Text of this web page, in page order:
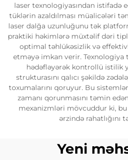
laser texnologiyasından istifadə
tüklərin azaldılması müalicələri
laser dalğa uzunluğunu tək
praktiki həkimlərə müxtəlif dəri
optimal təhlükəsizlik və
etməyə imkan verir.
hədəfləyərək kontrollü istilik
strukturasını qalıcı şəkildə
toxumalarını qoruyur. Bu
zamanı qorunmasını təmin
mexanizmləri mövcuddur ki,
ərzində rahatlığını
Yeni